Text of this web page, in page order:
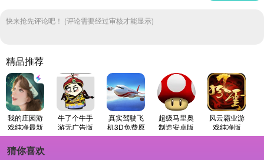
快来抢先评论吧！ (评论需要经过审核才能显示)
精品推荐
我的庄园游
戏纯净最新
版
牛了个牛手
游无广告版
真实驾驶飞
机3D免费原
版
超级马里奥
制造安卓版
风云霸业游
戏纯净版
猜你喜欢